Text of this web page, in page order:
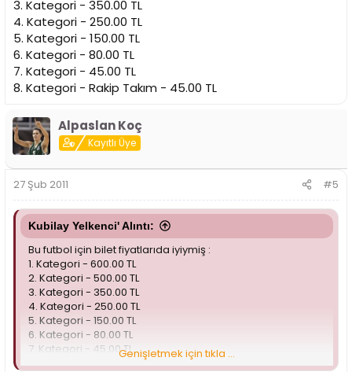
3. Kategori - 350.00 TL
4. Kategori - 250.00 TL
5. Kategori - 150.00 TL
6. Kategori - 80.00 TL
7. Kategori - 45.00 TL
8. Kategori - Rakip Takım - 45.00 TL
Alpaslan Koç
Kayıtlı Üye
27 Şub 2011 #5
Kubilay Yelkenci' Alıntı:
Bu futbol için bilet fiyatlarıda iyiymiş :
1. Kategori - 600.00 TL
2. Kategori - 500.00 TL
3. Kategori - 350.00 TL
4. Kategori - 250.00 TL
5. Kategori - 150.00 TL
6. Kategori - 80.00 TL
7. Kategori - 45.00 TL
8. Kategori - Rakip Takım - 45.00 TL
Genişletmek için tıkla ...